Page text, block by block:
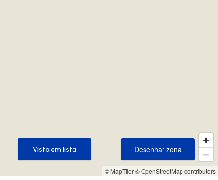
© MapTiler© OpenStreetMap contributors
Desenhar zona
Desenhar zona
Vista em lista
Vista em lista